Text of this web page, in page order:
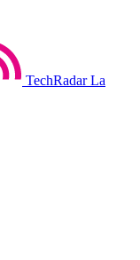
TechRadar La